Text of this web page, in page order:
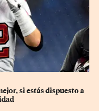
si estás dispuesto a